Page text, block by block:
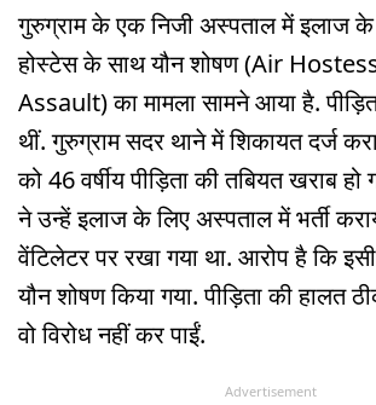
गुरुग्राम के एक निजी अस्पताल में इलाज के
होस्टेस के साथ यौन शोषण (Air
Assault) का मामला सामने आया है.
थीं. गुरुग्राम सदर थाने में शिकायत दर्ज
को 46 वर्षीय पीड़िता की तबियत खराब
ने उन्हें इलाज के लिए अस्पताल में भर्ती
वेंटिलेटर पर रखा गया था. आरोप है कि
यौन शोषण किया गया. पीड़िता की हालत
वो विरोध नहीं कर पाईं.
Advertisement